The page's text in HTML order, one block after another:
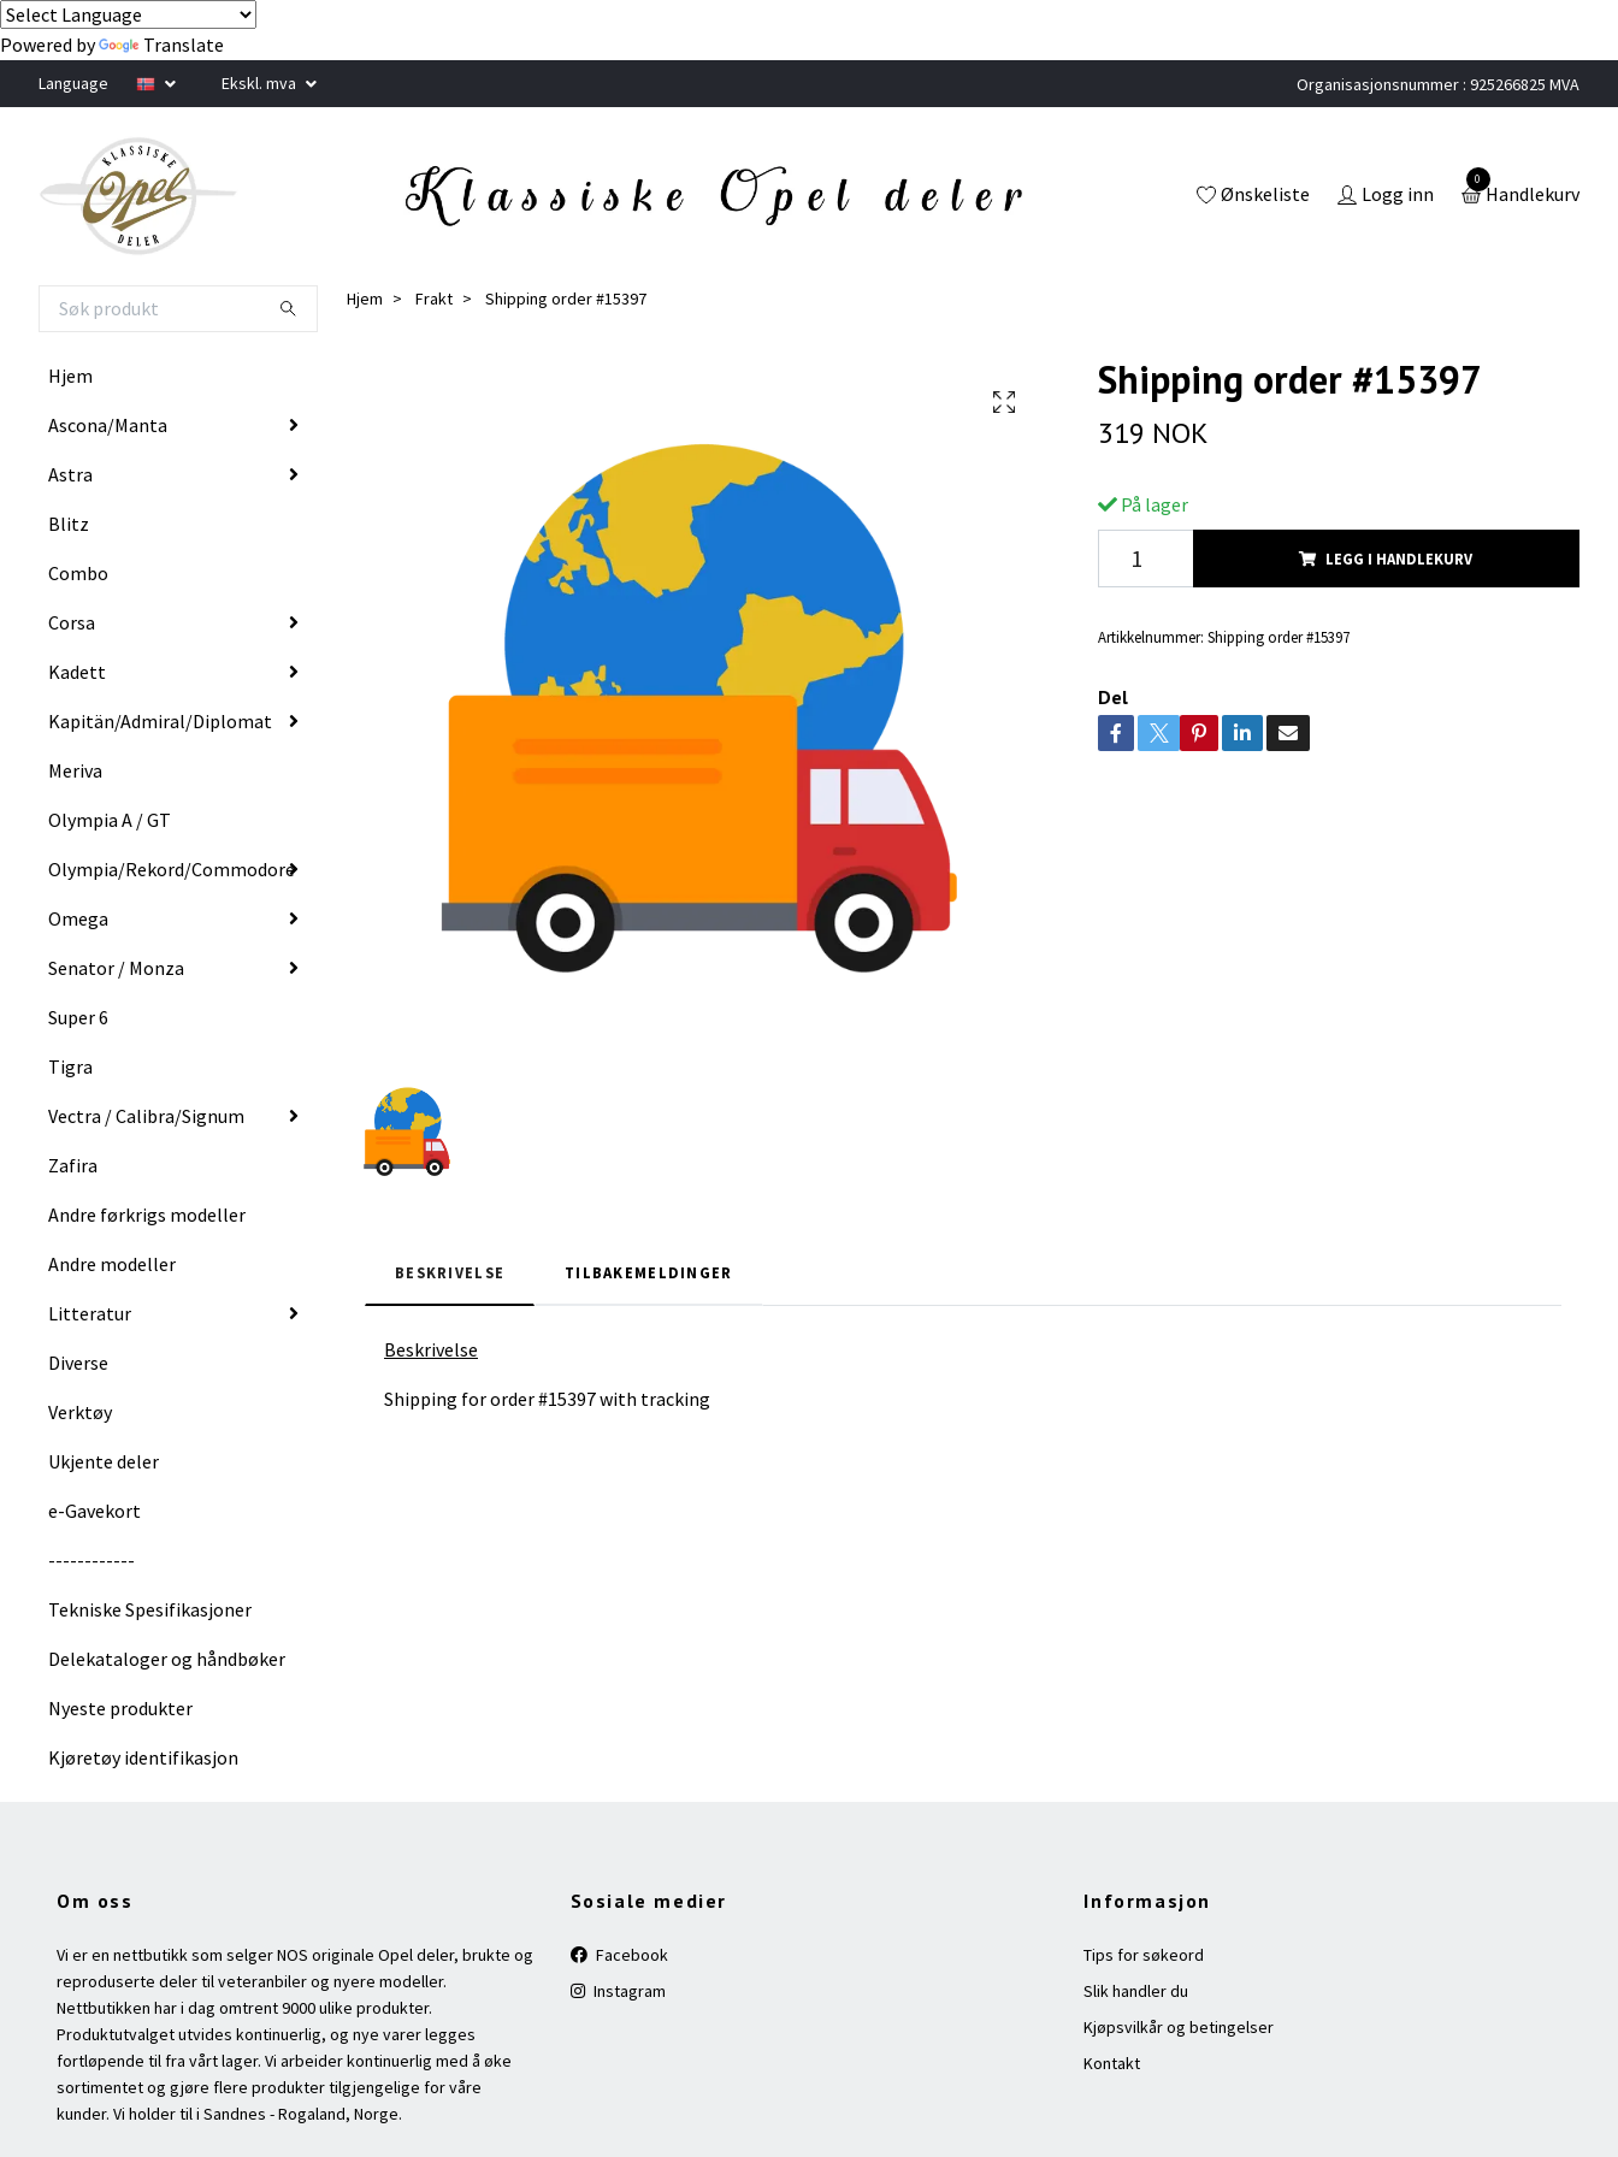
Powered by Translate
Language Ekskl. mva Organisasjonsnummer : 925266825 MVA
Ønskeliste Logg inn
0
Handlekurv
Hjem
Ascona/Manta
Astra
Blitz
Combo
Corsa
Kadett
Kapitän/Admiral/Diplomat
Meriva
Olympia A / GT
Olympia/Rekord/Commodore
Omega
Senator / Monza
Super 6
Tigra
Vectra / Calibra/Signum
Zafira
Andre førkrigs modeller
Andre modeller
Litteratur
Diverse
Verktøy
Ukjente deler
e-Gavekort
------------
Tekniske Spesifikasjoner
Delekataloger og håndbøker
Nyeste produkter
Kjøretøy identifikasjon
Hjem Frakt Shipping order #15397
Shipping order #15397
319 NOK
På lager
LEGG I HANDLEKURV
Artikkelnummer: Shipping order #15397
Del
BESKRIVELSE TILBAKEMELDINGER
Beskrivelse
Shipping for order #15397 with tracking
Om oss
Vi er en nettbutikk som selger NOS originale Opel deler, brukte og
reproduserte deler til veteranbiler og nyere modeller.
Nettbutikken har i dag omtrent 9000 ulike produkter.
Produktutvalget utvides kontinuerlig, og nye varer legges
fortløpende til fra vårt lager. Vi arbeider kontinuerlig med å øke
sortimentet og gjøre flere produkter tilgjengelige for våre
kunder. Vi holder til i Sandnes - Rogaland, Norge.
Sosiale medier
Facebook
Instagram
Informasjon
Tips for søkeord
Slik handler du
Kjøpsvilkår og betingelser
Kontakt